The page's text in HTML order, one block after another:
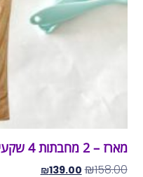
מארז – 2 מחבתות 4 שקעים להכנת 4 מאפים בו זמנית
₪158.00
₪139.00